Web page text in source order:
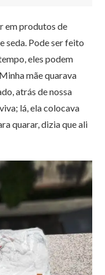
em produtos de
seda. Pode ser feito
eles podem
mãe quarava
atrás de nossa
lá, ela colocava
quarar, dizia que ali